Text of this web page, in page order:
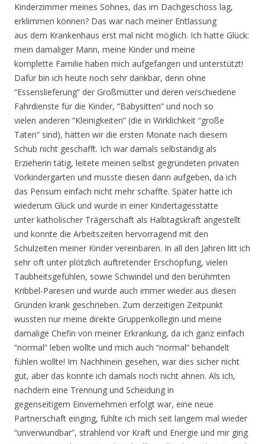
Kinderzimmer meines Sohnes, das im Dachgeschoss lag,
erklimmen können? Das war nach meiner Entlassung
aus dem Krankenhaus erst mal nicht möglich. Ich hatte Glück:
mein damaliger Mann, meine Kinder und meine
komplette Familie haben mich aufgefangen und unterstützt!
Dafür bin ich heute noch sehr dankbar, denn ohne
“Essenslieferung” der Großmütter und deren verschiedene
Fahrdienste für die Kinder, “Babysitten” und noch so
vielen anderen “Kleinigkeiten” (die in Wirklichkeit “große
Taten” sind), hätten wir die ersten Monate nach diesem
Schub nicht geschafft. Ich war damals selbständig als
Erzieherin tätig, leitete meinen selbst gegründeten privaten
Vorkindergarten und musste diesen dann aufgeben, da ich
das Pensum einfach nicht mehr schaffte. Später hatte ich
wiederum Glück und wurde in einer Kindertagesstätte
unter katholischer Trägerschaft als Halbtagskraft angestellt
und konnte die Arbeitszeiten hervorragend mit den
Schulzeiten meiner Kinder vereinbaren. In all den Jahren litt ich
sehr oft unter plötzlich auftretender Erschöpfung, vielen
Taubheitsgefühlen, sowie Schwindel und den berühmten
Kribbel-Paresen und wurde auch immer wieder aus diesen
Gründen krank geschrieben. Zum derzeitigen Zeitpunkt
wussten nur meine direkte Gruppenkollegin und meine
damalige Chefin von meiner Erkrankung, da ich ganz einfach
“normal” leben wollte und mich auch “normal” behandelt
fühlen wollte! Im Nachhinein gesehen, war dies sicher nicht
gut, aber das konnte ich damals noch nicht ahnen. Als ich,
nachdem eine Trennung und Scheidung in
gegenseitigem Einvernehmen erfolgt war, eine neue
Partnerschaft einging, fühlte ich mich seit langem mal wieder
“unverwundbar”, strahlend vor Kraft und Energie und mir ging